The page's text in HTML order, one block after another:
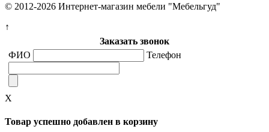
© 2012-2026 Интернет-магазин мебели "Мебельгуд"
↑
Заказать звонок
ФИО
Телефон
X
Товар успешно добавлен в корзину